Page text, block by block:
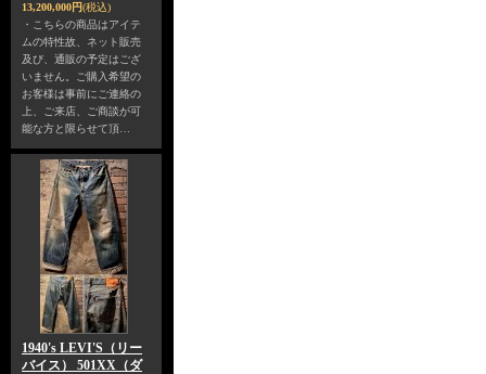
13,200,000円(税込)
・こちらの商品はアイテ
ムの特性故、ネット販売
及び、通販の予定はござ
いません。ご購入希望の
お客様は事前にご連絡の
上、ご来店、ご商談が可
能な方と限らせて頂…
1940's LEVI'S（リー
バイス） 501XX（ダ